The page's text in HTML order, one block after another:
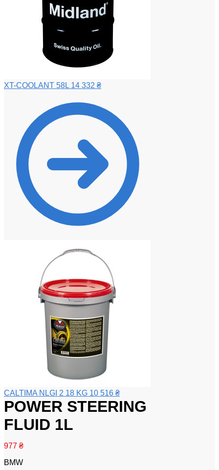
XT-COOLANT 58L 14 332 ₴
CALTIMA NLGI 2 18 KG 10 516 ₴
POWER STEERING
FLUID 1L
977 ₴
BMW